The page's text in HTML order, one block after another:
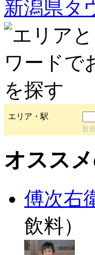
新潟県タ
エリア・駅
新
オスス
傅次右
飲料）